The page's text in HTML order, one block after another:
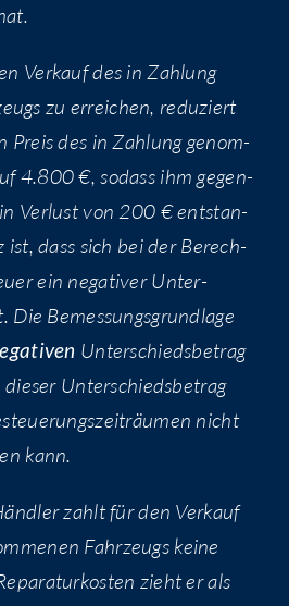
Ver­kauf des in Zah­lung
zu errei­chen, redu­ziert
Preis des in Zah­lung genom­
4.800 €, sodass ihm gegen­
Ver­lust von 200 € ent­stan­
ist, dass sich bei der Berech­
ein nega­ti­ver Unter­
Die Bemes­sungs­grund­la­ge
Unter­schieds­be­trag
Unter­schieds­be­trag
nicht
kann.
zahlt für den Ver­kauf
Fahr­zeugs kei­ne
zieht er als